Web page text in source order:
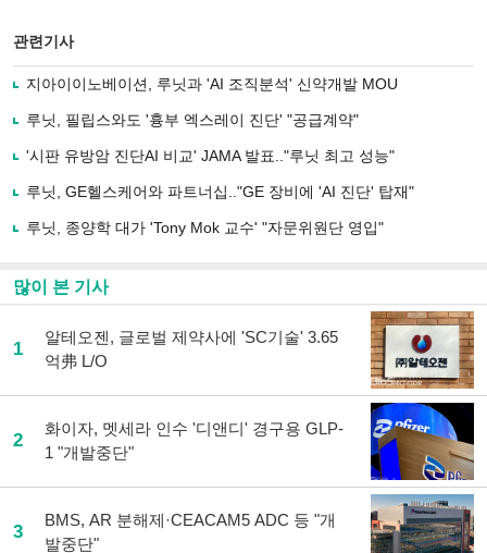
로
사
유
기
관련기사
지아이이노베이션, 루닛과 'AI 조직분석' 신약개발 MOU
루닛, 필립스와도 '흉부 엑스레이 진단' "공급계약"
'시판 유방암 진단AI 비교' JAMA 발표.."루닛 최고 성능"
루닛, GE헬스케어와 파트너십.."GE 장비에 'AI 진단' 탑재"
루닛, 종양학 대가 'Tony Mok 교수' "자문위원단 영입"
많이 본 기사
1
알테오젠, 글로벌 제약사에 'SC기술' 3.65
억弗 L/O
2
화이자, 멧세라 인수 '디앤디' 경구용 GLP-
1 "개발중단"
3
BMS, AR 분해제·CEACAM5 ADC 등 "개
발중단"